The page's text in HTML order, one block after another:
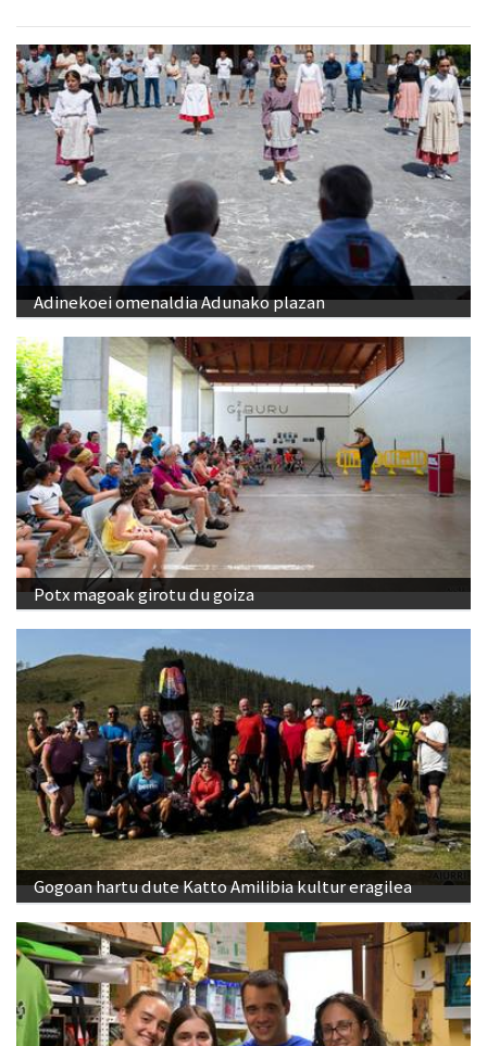
Adinekoei omenaldia Adunako plazan
Potx magoak girotu du goiza
Gogoan hartu dute Katto Amilibia kultur eragilea